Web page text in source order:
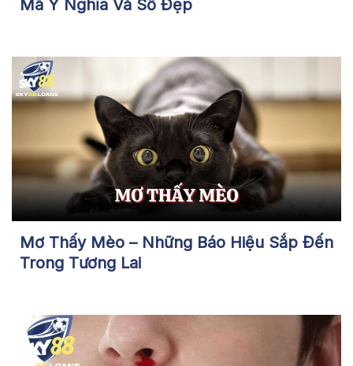
Mã Ý Nghĩa Và Số Đẹp
Mơ Thấy Mèo – Những Báo Hiệu Sắp Đến
Trong Tương Lai